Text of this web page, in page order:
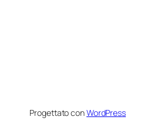
Progettato conWordPress